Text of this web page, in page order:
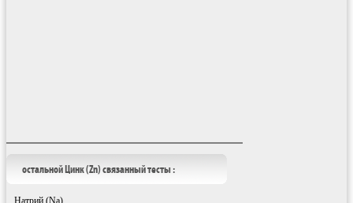
остальной Цинк (Zn) связанный тесты :